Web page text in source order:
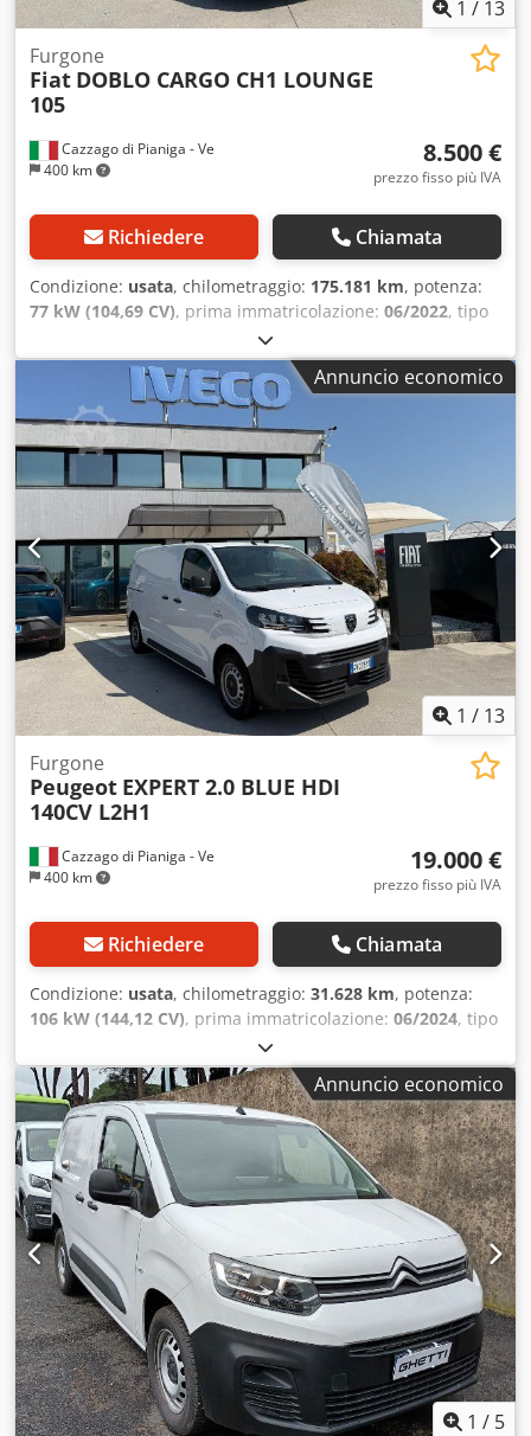
1 / 13
Cazzago di Pianiga - Ve
400 km
Furgone
Fiat DOBLO CARGO CH1 LOUNGE
105
8.500 €
prezzo fisso più IVA
Richiedere Chiamata
Condizione: usata, chilometraggio: 175.181 km, potenza:
77 kW (104,69 CV), prima immatricolazione: 06/2022, tipo
, peso complessivo:
bianco, tipo di ingranaggio:meccanico, Peso totale
ammissibile: 586kg Cedpfx Afjziw R AsherfAnnuncio economico
1 / 13
Cazzago di Pianiga - Ve
400 km
Furgone
Peugeot EXPERT 2.0 BLUE HDI
140CV L2H1
19.000 €
prezzo fisso più IVA
Richiedere Chiamata
Condizione: usata, chilometraggio: 31.628 km, potenza:
106 kW (144,12 CV), prima immatricolazione: 06/2024, tipo
, peso complessivo:
bianco, tipo di ingranaggio:meccanico, Peso totale
ammissibile: 2734kg Codpfsy U Ap Dsx AfhjrfAnnuncio economico
1 / 5